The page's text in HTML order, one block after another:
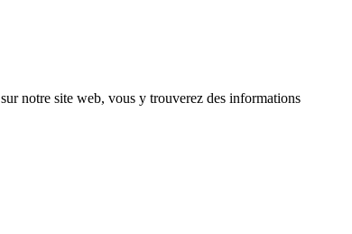
sur notre site web, vous y trouverez des informations